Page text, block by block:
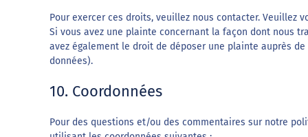
Pour exercer ces droits, veuillez nous contacter. Veuillez
Si vous avez une plainte concernant la façon dont nous
avez également le droit de déposer une plainte auprès
données).
10. Coordonnées
Pour des questions et/ou des commentaires sur notre